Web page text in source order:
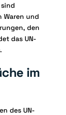
Waren und
den
das UN-
im
des UN-